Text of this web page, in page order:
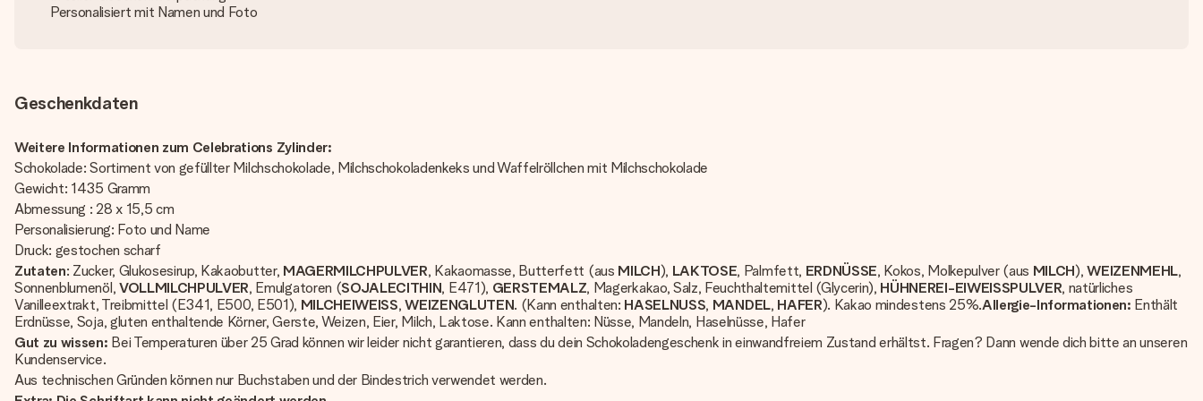
Personalisiert mit Namen und Foto
Geschenkdaten
Weitere Informationen zum Celebrations Zylinder:
Schokolade: Sortiment von gefüllter Milchschokolade, Milchschokoladenkeks und Waffelröllchen mit Milchschokolade
Gewicht: 1435 Gramm
Abmessung : 28 x 15,5 cm
Personalisierung: Foto und Name
Druck: gestochen scharf
Zutaten: Zucker, Glukosesirup, Kakaobutter, MAGERMILCHPULVER, Kakaomasse, Butterfett (aus MILCH), LAKTOSE, Palmfett, ERDNÜSSE, Kokos, Molkepulver (aus MILCH),WEIZENMEHL,
Sonnenblumenöl, VOLLMILCHPULVER, Emulgatoren (SOJALECITHIN, E471), GERSTEMALZ, Magerkakao, Salz, Feuchthaltemittel (Glycerin), HÜHNEREI-EIWEISSPULVER, natürliches
Vanilleextrakt, Treibmittel (E341, E500, E501), MILCHEIWEISS,WEIZENGLUTEN. (Kann enthalten: HASELNUSS, MANDEL, HAFER). Kakao mindestens 25%.Allergie-Informationen: Enthält
Erdnüsse, Soja, gluten enthaltende Körner, Gerste, Weizen, Eier, Milch, Laktose. Kann enthalten: Nüsse, Mandeln, Haselnüsse, Hafer
Gut zu wissen: Bei Temperaturen über 25 Grad können wir leider nicht garantieren, dass du dein Schokoladengeschenk in einwandfreiem Zustand erhältst. Fragen? Dann wende dich bitte an unseren
Kundenservice.
Aus technischen Gründen können nur Buchstaben und der Bindestrich verwendet werden.